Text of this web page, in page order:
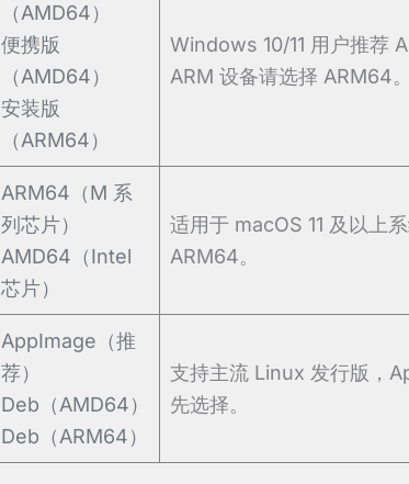
（AMD64）
便携版
（AMD64）
安装版
（ARM64）
Windows 10/11 用户推荐
ARM 设备请选择 ARM64。
ARM64（M 系
列芯片）
AMD64（Intel
芯片）
适用于 macOS 11 及以上
ARM64。
AppImage（推
荐）
Deb（AMD64）
Deb（ARM64）
支持主流 Linux 发行版，
先选择。